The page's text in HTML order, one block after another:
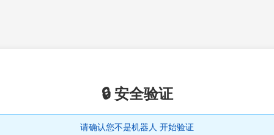
🔒 安全验证
请确认您不是机器人 开始验证